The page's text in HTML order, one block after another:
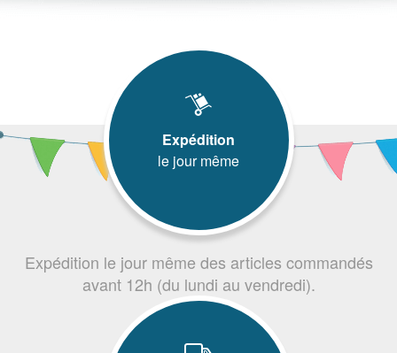
Expédition
le jour même
Expédition le jour même des articles commandés
avant 12h (du lundi au vendredi).